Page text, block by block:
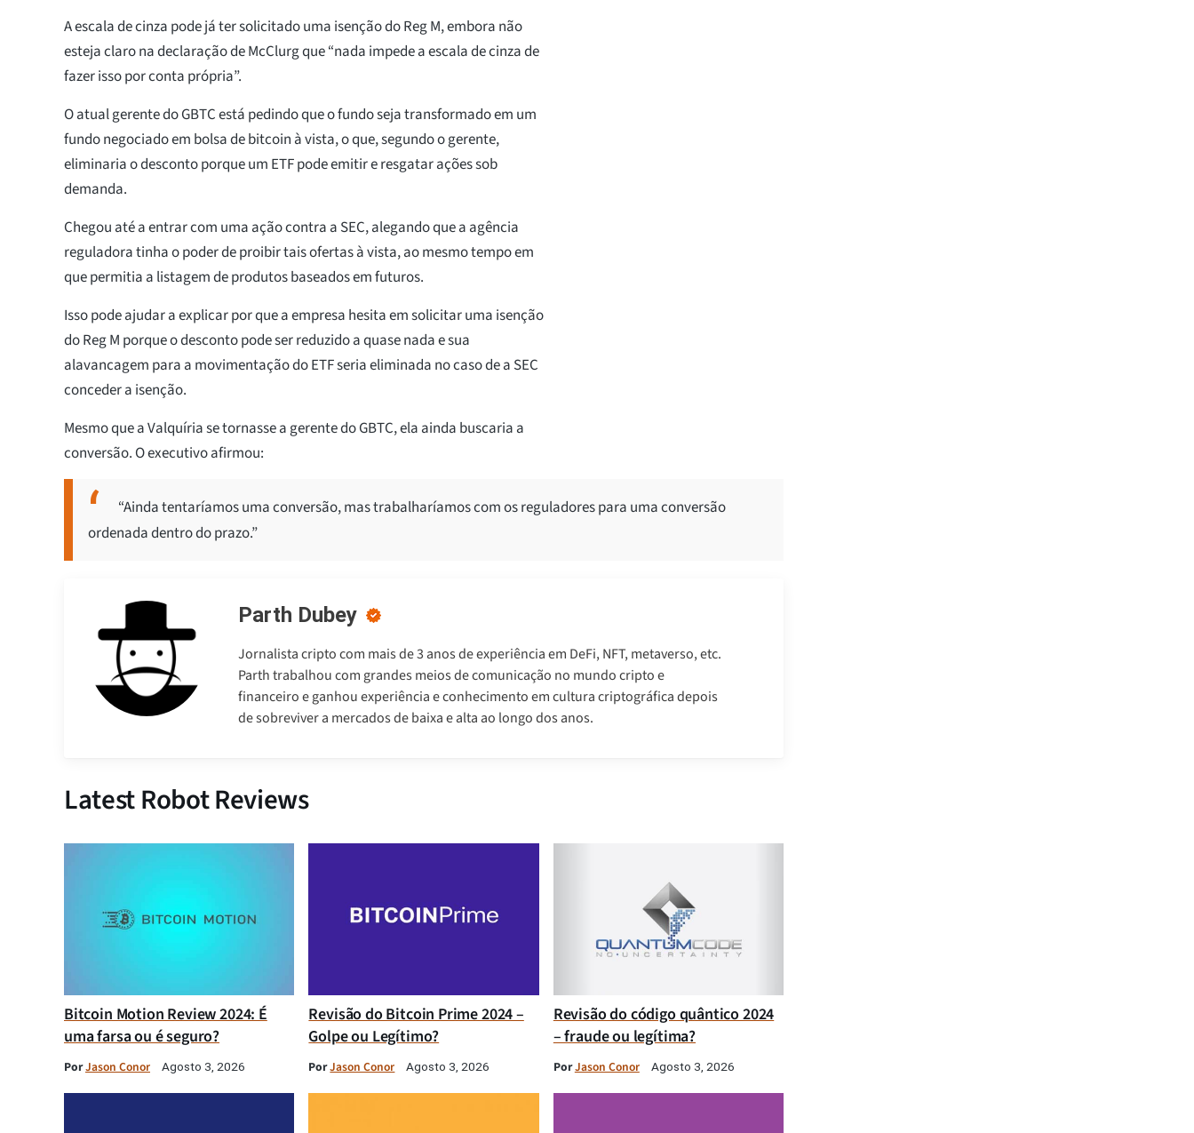
A escala de cinza pode já ter solicitado uma isenção do Reg M, embora não
esteja claro na declaração de McClurg que “nada impede a escala de cinza de
fazer isso por conta própria”.
O atual gerente do GBTC está pedindo que o fundo seja transformado em um
fundo negociado em bolsa de bitcoin à vista, o que, segundo o gerente,
eliminaria o desconto porque um ETF pode emitir e resgatar ações sob
demanda.
Chegou até a entrar com uma ação contra a SEC, alegando que a agência
reguladora tinha o poder de proibir tais ofertas à vista, ao mesmo tempo em
que permitia a listagem de produtos baseados em futuros.
Isso pode ajudar a explicar por que a empresa hesita em solicitar uma isenção
do Reg M porque o desconto pode ser reduzido a quase nada e sua
alavancagem para a movimentação do ETF seria eliminada no caso de a SEC
conceder a isenção.
Mesmo que a Valquíria se tornasse a gerente do GBTC, ela ainda buscaria a
conversão. O executivo afirmou:
“Ainda tentaríamos uma conversão, mas trabalharíamos com os reguladores para uma conversão
ordenada dentro do prazo.”
Parth Dubey
Jornalista cripto com mais de 3 anos de experiência em DeFi, NFT, metaverso, etc.
Parth trabalhou com grandes meios de comunicação no mundo cripto e
financeiro e ganhou experiência e conhecimento em cultura criptográfica depois
de sobreviver a mercados de baixa e alta ao longo dos anos.
Latest Robot Reviews
Bitcoin Motion Review 2024: É
uma farsa ou é seguro?
PorJason Conor Agosto 3, 2026
Revisão do Bitcoin Prime 2024 –
Golpe ou Legítimo?
PorJason Conor Agosto 3, 2026
Revisão do código quântico 2024
– fraude ou legítima?
PorJason Conor Agosto 3, 2026